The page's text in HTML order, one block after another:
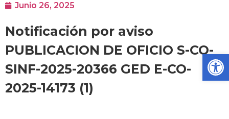
Junio 26, 2025
Notificación por aviso
PUBLICACION DE OFICIO S-CO-
SINF-2025-20366 GED E-CO-
2025-14173 (1)